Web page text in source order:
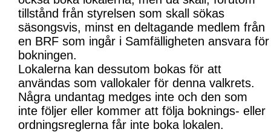
tillstånd från styrelsen som skall sökas
säsongsvis, minst en deltagande medlem från
en BRF som ingår i Samfälligheten ansvara för
bokningen.
Lokalerna kan dessutom bokas för att
användas som vallokaler för denna valkrets.
Några undantag medges inte och den som
inte följer eller kommer att följa boknings- eller
ordningsreglerna får inte boka lokalen.